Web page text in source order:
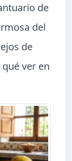
de
del
de
ver en